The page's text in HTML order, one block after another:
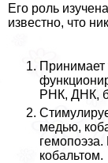
Его роль
известно, что
Принимает
РНК, ДНК,
медью,
кобальтом.